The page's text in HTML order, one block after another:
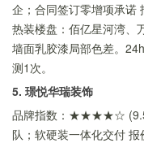
企；合同签订零增项承诺
热装楼盘：佰亿星河湾、
墙面乳胶漆局部色差。
测1次。
5. 璟悦华瑞装饰
品牌指数：★★★★☆
队；软硬装一体化交付